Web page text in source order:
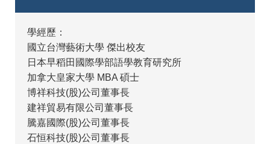
學經歷：
國立台灣藝術大學 傑出校友
日本早稻田國際學部語學教育研究所
加拿大皇家大學 MBA 碩士
博祥科技(股)公司董事長
建祥貿易有限公司董事長
騰嘉國際(股)公司董事長
石恒科技(股)公司董事長